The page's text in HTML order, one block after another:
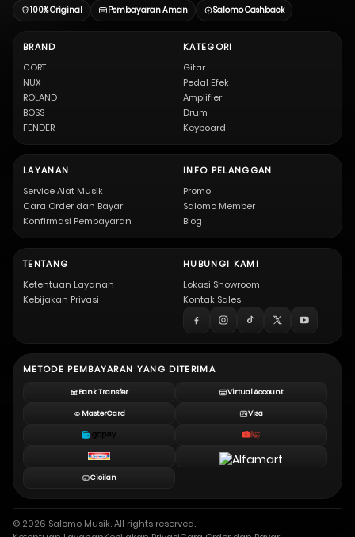
100% Original Pembayaran Aman Salomo Cashback
BRAND
CORT
NUX
ROLAND
BOSS
FENDER
KATEGORI
Gitar
Pedal Efek
Amplifier
Drum
Keyboard
LAYANAN
Service Alat Musik
Cara Order dan Bayar
Konfirmasi Pembayaran
INFO PELANGGAN
Promo
Salomo Member
Blog
TENTANG
Ketentuan Layanan
Kebijakan Privasi
HUBUNGI KAMI
Lokasi Showroom
Kontak Sales
METODE PEMBAYARAN YANG DITERIMA
Bank Transfer Virtual Account
MasterCard Visa
Cicilan
© 2026 Salomo Musik. All rights reserved.